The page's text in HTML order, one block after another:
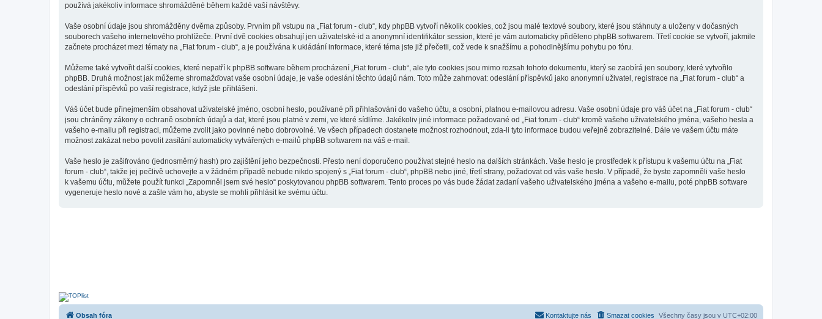
používá jakékoliv informace shromážděné během každé vaší návštěvy.
Vaše osobní údaje jsou shromážděny dvěma způsoby. Prvním při vstupu na „Fiat forum - club“, kdy phpBB vytvoří několik cookies, což jsou malé textové soubory, které jsou stáhnuty a uloženy v dočasných
souborech vašeho internetového prohlížeče. První dvě cookies obsahují jen uživatelské-id a anonymní identifikátor session, které je vám automaticky přiděleno phpBB softwarem. Třetí cookie se vytvoří, jakmile
začnete procházet mezi tématy na „Fiat forum - club“, a je používána k ukládání informace, které téma jste již přečetli, což vede k snažšímu a pohodlnějšímu pohybu po fóru.
Můžeme také vytvořit další cookies, které nepatří k phpBB software během procházení „Fiat forum - club“, ale tyto cookies jsou mimo rozsah tohoto dokumentu, který se zaobírá jen soubory, které vytvořilo
phpBB. Druhá možnost jak můžeme shromažďovat vaše osobní údaje, je vaše odeslání těchto údajů nám. Toto může zahrnovat: odeslání příspěvků jako anonymní uživatel, registrace na „Fiat forum - club“ a
odeslání příspěvků po vaší registrace, když jste přihlášeni.
Váš účet bude přinejmenším obsahovat uživatelské jméno, osobní heslo, používané při přihlašování do vašeho účtu, a osobní, platnou e-mailovou adresu. Vaše osobní údaje pro váš účet na „Fiat forum - club“
jsou chráněny zákony o ochraně osobních údajů a dat, které jsou platné v zemi, ve které sídlíme. Jakékoliv jiné informace požadované od „Fiat forum - club“ kromě vašeho uživatelského jména, vašeho hesla a
vašeho e-mailu při registraci, můžeme zvolit jako povinné nebo dobrovolné. Ve všech případech dostanete možnost rozhodnout, zda-li tyto informace budou veřejně zobrazitelné. Dále ve vašem účtu máte
možnost zakázat nebo povolit zasílání automaticky vytvářených e-mailů phpBB softwarem na váš e-mail.
Vaše heslo je zašifrováno (jednosměrný hash) pro zajištění jeho bezpečnosti. Přesto není doporučeno používat stejné heslo na dalších stránkách. Vaše heslo je prostředek k přístupu k vašemu účtu na „Fiat
forum - club“, takže jej pečlivě uchovejte a v žádném případě nebude nikdo spojený s „Fiat forum - club“, phpBB nebo jiné, třetí strany, požadovat od vás vaše heslo. V případě, že byste zapomněli vaše heslo
k vašemu účtu, můžete použít funkci „Zapomněl jsem své heslo“ poskytovanou phpBB softwarem. Tento proces po vás bude žádat zadaní vašeho uživatelského jména a vašeho e-mailu, poté phpBB software
vygeneruje heslo nové a zašle vám ho, abyste se mohli přihlásit ke svému účtu.
Obsah fóra Všechny časy jsou v UTC+02:00
Smazat cookies
Kontaktujte nás